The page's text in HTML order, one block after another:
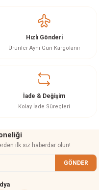
Hızlı Gönderi
Ürünler Aynı Gün Kargolanır
İade & Değişim
Kolay İade Süreçleri
ilk siz haberdar olun!
GÖNDER